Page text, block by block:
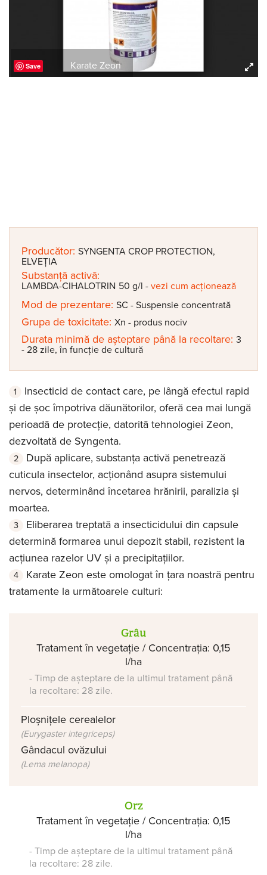
Save Karate Zeon
Producător: SYNGENTA CROP PROTECTION,
ELVEȚIA
Substanță activă:
LAMBDA-CIHALOTRIN 50 g/l - vezi cum acționează
Mod de prezentare: SC - Suspensie concentrată
Grupa de toxicitate: Xn - produs nociv
Durata minimă de așteptare până la recoltare: 3
- 28 zile, în funcție de cultură
Insecticid de contact care, pe lângă efectul rapid
și de șoc împotriva dăunătorilor, oferă cea mai lungă
perioadă de protecție, datorită tehnologiei Zeon,
dezvoltată de Syngenta.
După aplicare, substanța activă penetrează
cuticula insectelor, acționând asupra sistemului
nervos, determinând încetarea hrănirii, paralizia și
moartea.
Eliberarea treptată a insecticidului din capsule
determină formarea unui depozit stabil, rezistent la
acțiunea razelor UV și a precipitațiilor.
Karate Zeon este omologat în țara noastră pentru
tratamente la următoarele culturi:
Grâu
Tratament în vegetație / Concentrația: 0,15
l/ha
- Timp de așteptare de la ultimul tratament până
la recoltare: 28 zile.
Ploșnițele cerealelor
(Eurygaster integriceps)
Gândacul ovăzului
(Lema melanopa)
Orz
Tratament în vegetație / Concentrația: 0,15
l/ha
- Timp de așteptare de la ultimul tratament până
la recoltare: 28 zile.